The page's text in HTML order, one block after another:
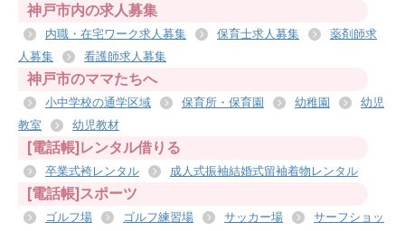
神戸市内の求人募集
内職・在宅ワーク求人募集 保育士求人募集
薬剤師求
人募集
看護師求人募集
神戸市のママたちへ
小中学校の通学区域 保育所・保育園 幼稚園
幼児
教室
幼児教材
[電話帳]レンタル借りる
卒業式袴レンタル 成人式振袖結婚式留袖着物レンタル
[電話帳]スポーツ
ゴルフ場 ゴルフ練習場 サッカー場
サーフショッ